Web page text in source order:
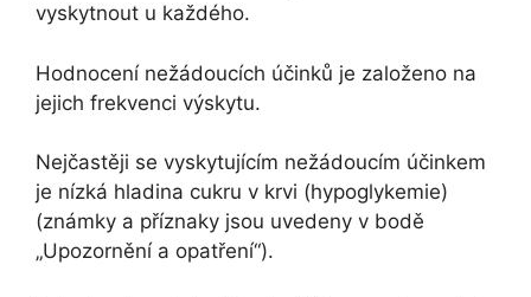
vyskytnout u každého.
Hodnocení nežádoucích účinků je založeno na
jejich frekvenci výskytu.
Nejčastěji se vyskytujícím nežádoucím účinkem
je nízká hladina cukru v krvi (hypoglykemie)
(známky a příznaky jsou uvedeny v bodě
„Upozornění a opatření“).